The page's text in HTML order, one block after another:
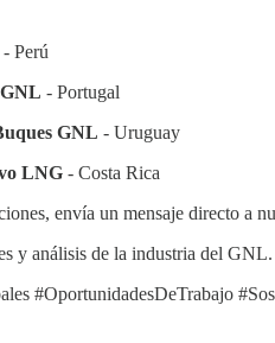
- Perú
- Portugal
GNL - Uruguay
LNG - Costa Rica
envía un mensaje directo a
y análisis de la industria del
#OportunidadesDeTrabajo